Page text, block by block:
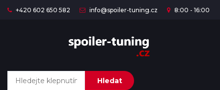
+420 602 650 582 info@spoiler-tuning.cz 8:00 - 16:00
Hledat